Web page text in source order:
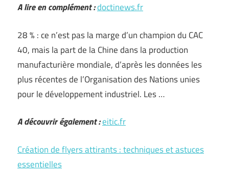
A lire en complément :doctinews.fr
28 % : ce n’est pas la marge d’un champion du CAC
40, mais la part de la Chine dans la production
manufacturière mondiale, d’après les données les
plus récentes de l’Organisation des Nations unies
pour le développement industriel. Les …
A découvrir également :eitic.fr
Création de flyers attirants : techniques et astuces
essentielles